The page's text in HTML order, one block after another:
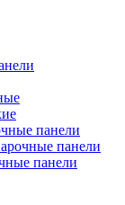
панели
панели
панели